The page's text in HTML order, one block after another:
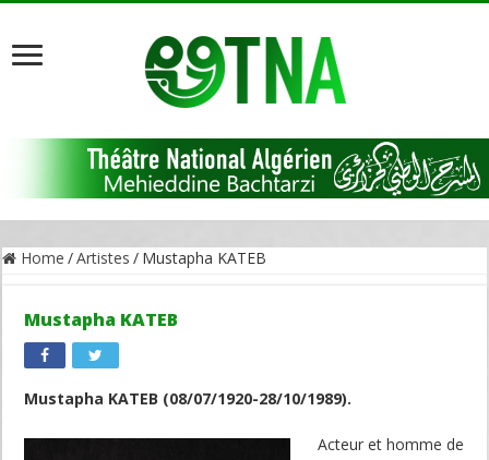
Home /Artistes / Mustapha KATEB
Mustapha KATEB
Mustapha KATEB (08/07/1920-28/10/1989).
Acteur et homme de